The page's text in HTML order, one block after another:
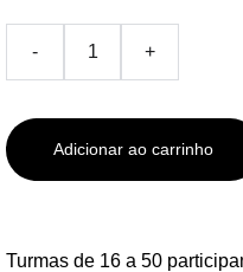
- +
Adicionar ao carrinho
Turmas de 16 a 50